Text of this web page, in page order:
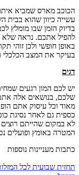
הכוכב מארס שמביא
עשייה כיוון שהוא בבית
בדיוק הזמן שבו מומלץ
להפיל אתכם. נראה שלא
באופן חופשי ולכן זוהי
בעיקר את המצב הכלכלי
דגים
יש לכם המון רגעים
מאוד וכל עיסוק אתם
כספית גם לאחר נסיגת
לא במקום שהייתם
המטרה באומץ ופועלים
כתבות מעניינות נוספות
תחזית שבועית לכל